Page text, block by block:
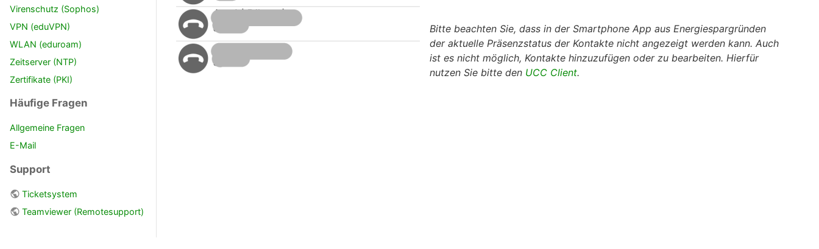
Virenschutz (Sophos)
VPN (eduVPN)
WLAN (eduroam)
Zeitserver (NTP)
Zertifikate (PKI)
Häufige Fragen
Allgemeine Fragen
E-Mail
Support
Ticketsystem
Teamviewer (Remotesupport)
Bitte beachten Sie, dass in der Smartphone App aus Energiespargründen
der aktuelle Präsenzstatus der Kontakte nicht angezeigt werden kann. Auch
ist es nicht möglich, Kontakte hinzuzufügen oder zu bearbeiten. Hierfür
nutzen Sie bitte den UCC Client.